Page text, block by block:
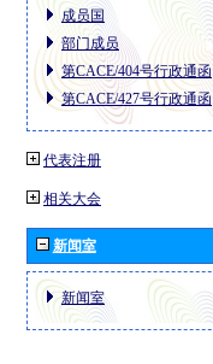
成员国
部门成员
第CACE/404号行政通函
第CACE/427号行政通函
代表注册
相关大会
新闻室
新闻室